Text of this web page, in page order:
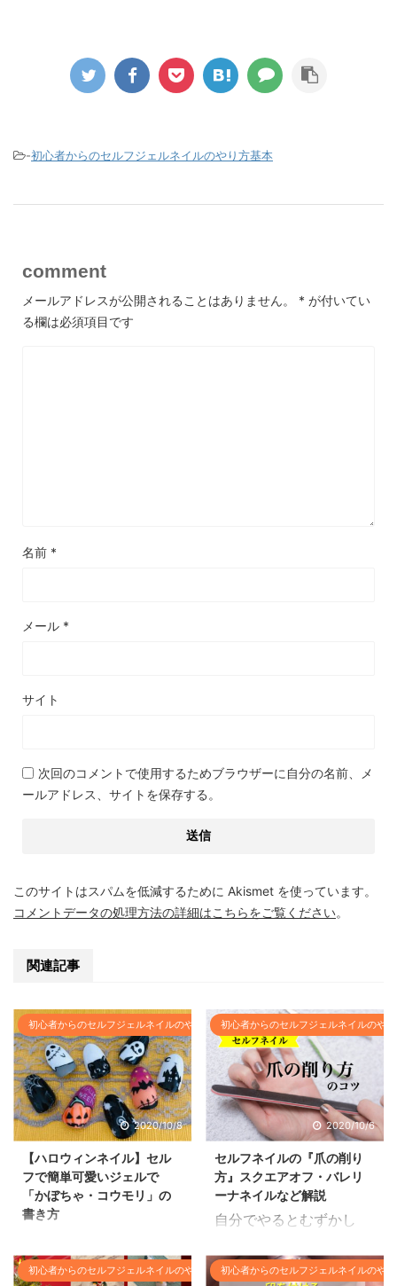
-初心者からのセルフジェルネイルのやり方基本
comment
メールアドレスが公開されることはありません。 * が付いてい
る欄は必須項目です
名前 *
メール *
サイト
次回のコメントで使用するためブラウザーに自分の名前、メ
ールアドレス、サイトを保存する。
このサイトはスパムを低減するために Akismet を使っています。
コメントデータの処理方法の詳細はこちらをご覧ください。
関連記事
初心者からのセルフジェルネイルのやり方基本
2020/10/8
【ハロウィンネイル】セル
フで簡単可愛いジェルで
「かぼちゃ・コウモリ」の
書き方
方ブログ。代表的モチー
フの「かぼちゃ」と「コ
初心者からのセルフジェルネイルのや
2020/10/6
セルフネイルの『爪の削り
方』スクエアオフ・バレリ
ーナネイルなど解説
自分でやるとむずかし
メリーボード（爪やす
初心者からのセルフジェルネイルのやり方基本初心者からのセルフジェルネイルのや